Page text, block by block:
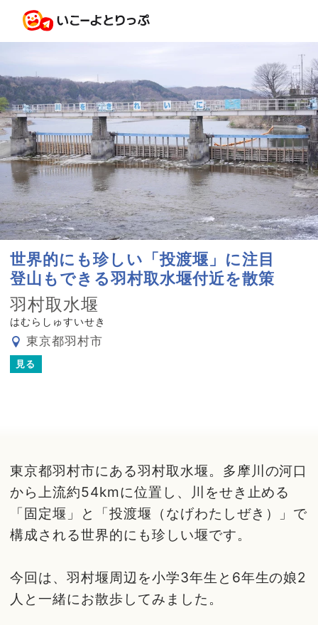
世界的にも珍しい「投渡堰」に注目
登山もできる羽村取水堰付近を散策
羽村取水堰
はむらしゅすいせき
東京都羽村市
見る
東京都羽村市にある羽村取水堰。多摩川の河口
から上流約54kmに位置し、川をせき止める
「固定堰」と「投渡堰（なげわたしぜき）」で
構成される世界的にも珍しい堰です。
今回は、羽村堰周辺を小学3年生と6年生の娘2
人と一緒にお散歩してみました。